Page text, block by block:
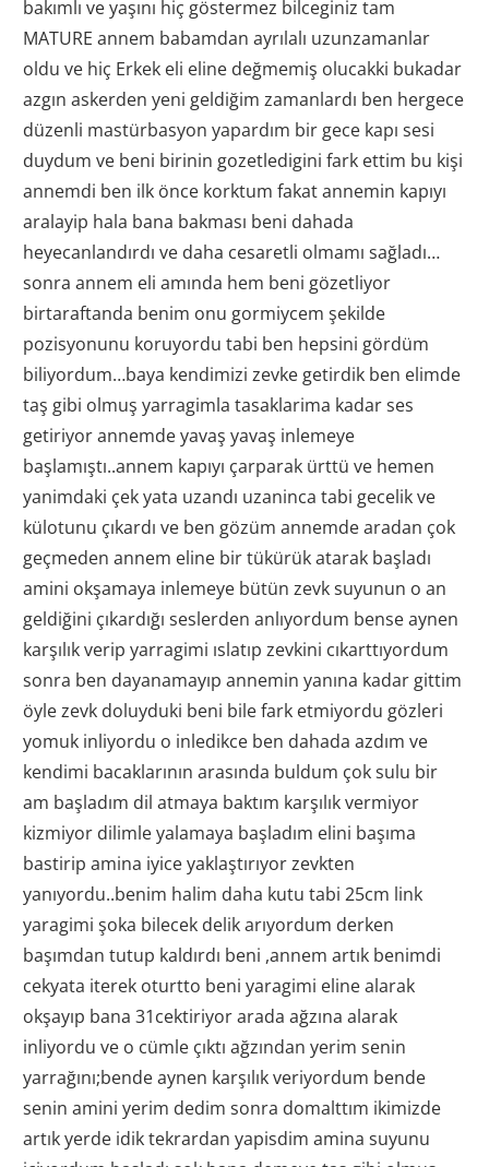
bakımlı ve yaşını hiç göstermez bilceginiz tam
MATURE annem babamdan ayrılalı uzunzamanlar
oldu ve hiç Erkek eli eline değmemiş olucakki bukadar
azgın askerden yeni geldiğim zamanlardı ben hergece
düzenli mastürbasyon yapardım bir gece kapı sesi
duydum ve beni birinin gozetledigini fark ettim bu kişi
annemdi ben ilk önce korktum fakat annemin kapıyı
aralayip hala bana bakması beni dahada
heyecanlandırdı ve daha cesaretli olmamı sağladı…
sonra annem eli amında hem beni gözetliyor
birtaraftanda benim onu gormiycem şekilde
pozisyonunu koruyordu tabi ben hepsini gördüm
biliyordum…baya kendimizi zevke getirdik ben elimde
taş gibi olmuş yarragimla tasaklarima kadar ses
getiriyor annemde yavaş yavaş inlemeye
başlamıştı..annem kapıyı çarparak ürttü ve hemen
yanimdaki çek yata uzandı uzaninca tabi gecelik ve
külotunu çıkardı ve ben gözüm annemde aradan çok
geçmeden annem eline bir tükürük atarak başladı
amini okşamaya inlemeye bütün zevk suyunun o an
geldiğini çıkardığı seslerden anlıyordum bense aynen
karşılık verip yarragimi ıslatıp zevkini cıkarttıyordum
sonra ben dayanamayıp annemin yanına kadar gittim
öyle zevk doluyduki beni bile fark etmiyordu gözleri
yomuk inliyordu o inledikce ben dahada azdım ve
kendimi bacaklarının arasında buldum çok sulu bir
am başladım dil atmaya baktım karşılık vermiyor
kizmiyor dilimle yalamaya başladım elini başıma
bastirip amina iyice yaklaştırıyor zevkten
yanıyordu..benim halim daha kutu tabi 25cm link
yaragimi şoka bilecek delik arıyordum derken
başımdan tutup kaldırdı beni ,annem artık benimdi
cekyata iterek oturtto beni yaragimi eline alarak
okşayıp bana 31cektiriyor arada ağzına alarak
inliyordu ve o cümle çıktı ağzından yerim senin
yarrağını;bende aynen karşılık veriyordum bende
senin amini yerim dedim sonra domalttım ikimizde
artık yerde idik tekrardan yapisdim amina suyunu